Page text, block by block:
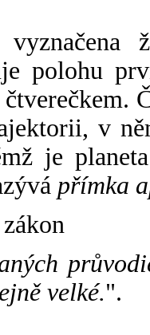
polohu
v
je
přímka
velké.".